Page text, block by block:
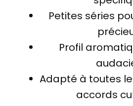
Petites séries
Profil
Adapté à toutes
accords